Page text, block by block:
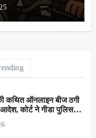
कथित ऑनलाइन बीज ठगी
कोर्ट ने गीडा पुलिस
दर्ज करने का दिया निर्देश